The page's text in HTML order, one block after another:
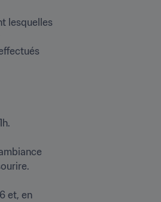
lesquelles
et, en